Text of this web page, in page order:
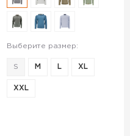
Выберите размер:
S M L XL
XXL